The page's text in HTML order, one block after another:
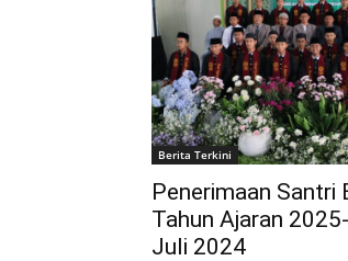
Berita Terkini
Penerimaan Santri
Tahun Ajaran
Juli 2024